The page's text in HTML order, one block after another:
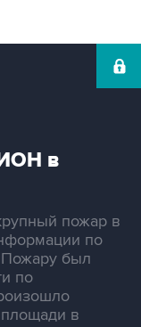
в
пожар в
по
был
по
в